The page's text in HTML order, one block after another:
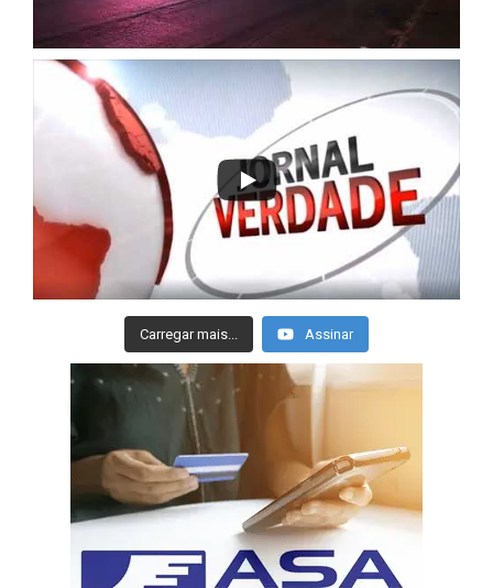
Carregar mais... Assinar